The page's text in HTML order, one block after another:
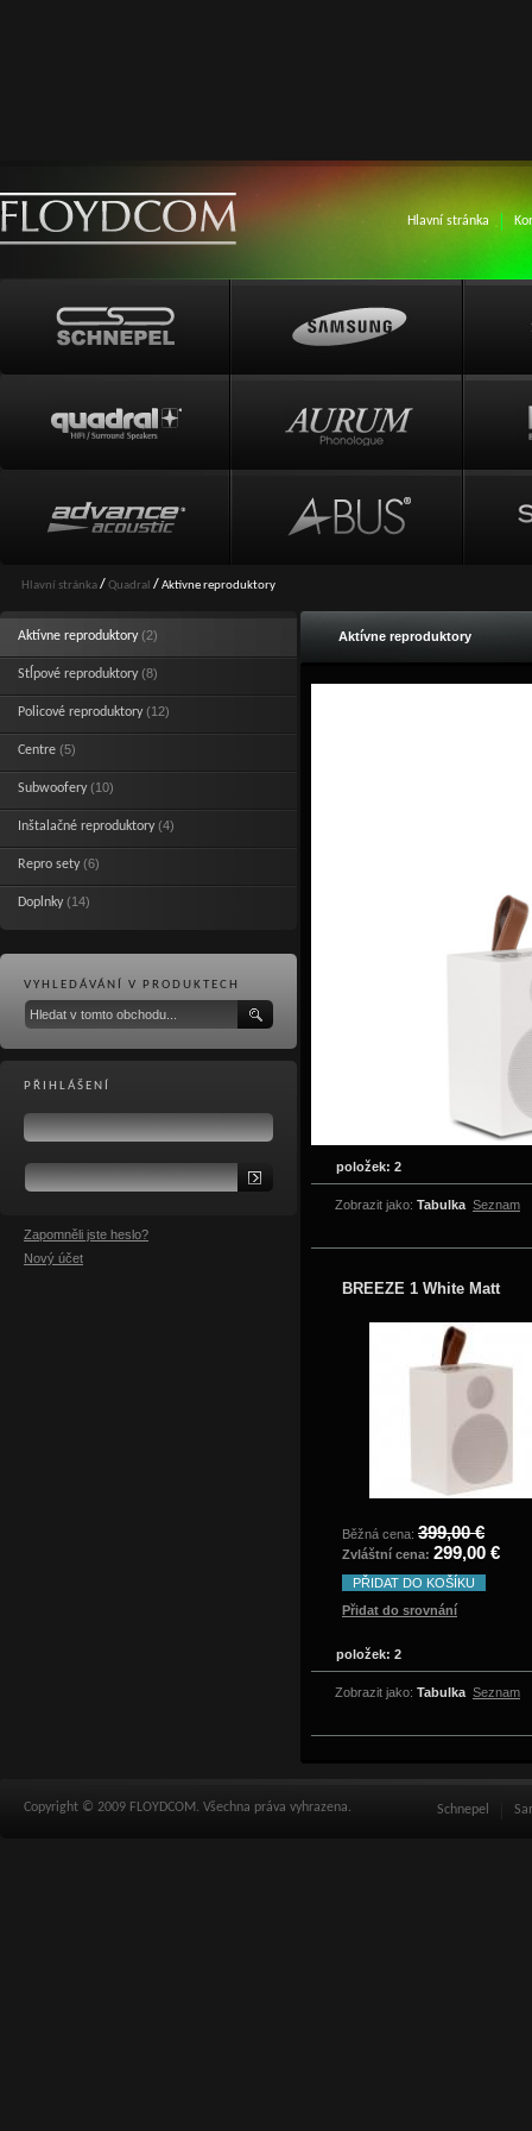
Hlavní stránka
Hlavní stránka/ Quadral / Aktívne reproduktory
Aktívne reproduktory (2)
Stĺpové reproduktory (8)
Policové reproduktory (12)
Centre (5)
Subwoofery (10)
Inštalačné reproduktory (4)
Repro sety (6)
Doplnky (14)
VYHLEDÁVÁNÍ V PRODUKTECH
PŘIHLÁŠENÍ
Zapomněli jste heslo?
Nový účet
Aktívne reproduktory
položek: 2
Zobrazit jako: Tabulka Seznam
BREEZE 1 White Matt
Běžná cena: 399,00 €
Zvláštní cena: 299,00 €
PŘIDAT DO KOŠÍKU
Přidat do srovnání
položek: 2
Zobrazit jako: Tabulka Seznam
Copyright © 2009 FLOYDCOM. Všechna práva vyhrazena. Schnepel